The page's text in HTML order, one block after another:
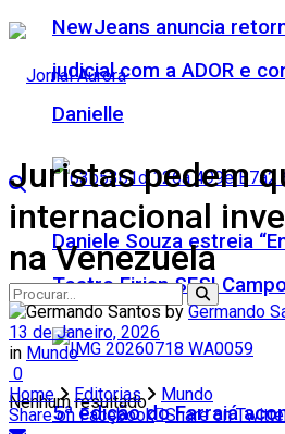
NewJeans anuncia
judicial com a ADOR e
Danielle
Daniele Souza estreia
Teatro Firjan SESI
5ª edição do Farraiá
Nenhum resultado
Juristas pedem
internacional
na Venezuela
by Germando
13 de Janeiro, 2026
in Mundo
0
Home
Editorias
Mundo
Share on Facebook Share on